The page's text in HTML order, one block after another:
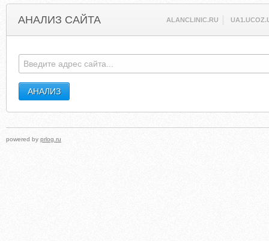
АНАЛИЗ САЙТА ALANCLINIC.RU
powered by prlog.ru